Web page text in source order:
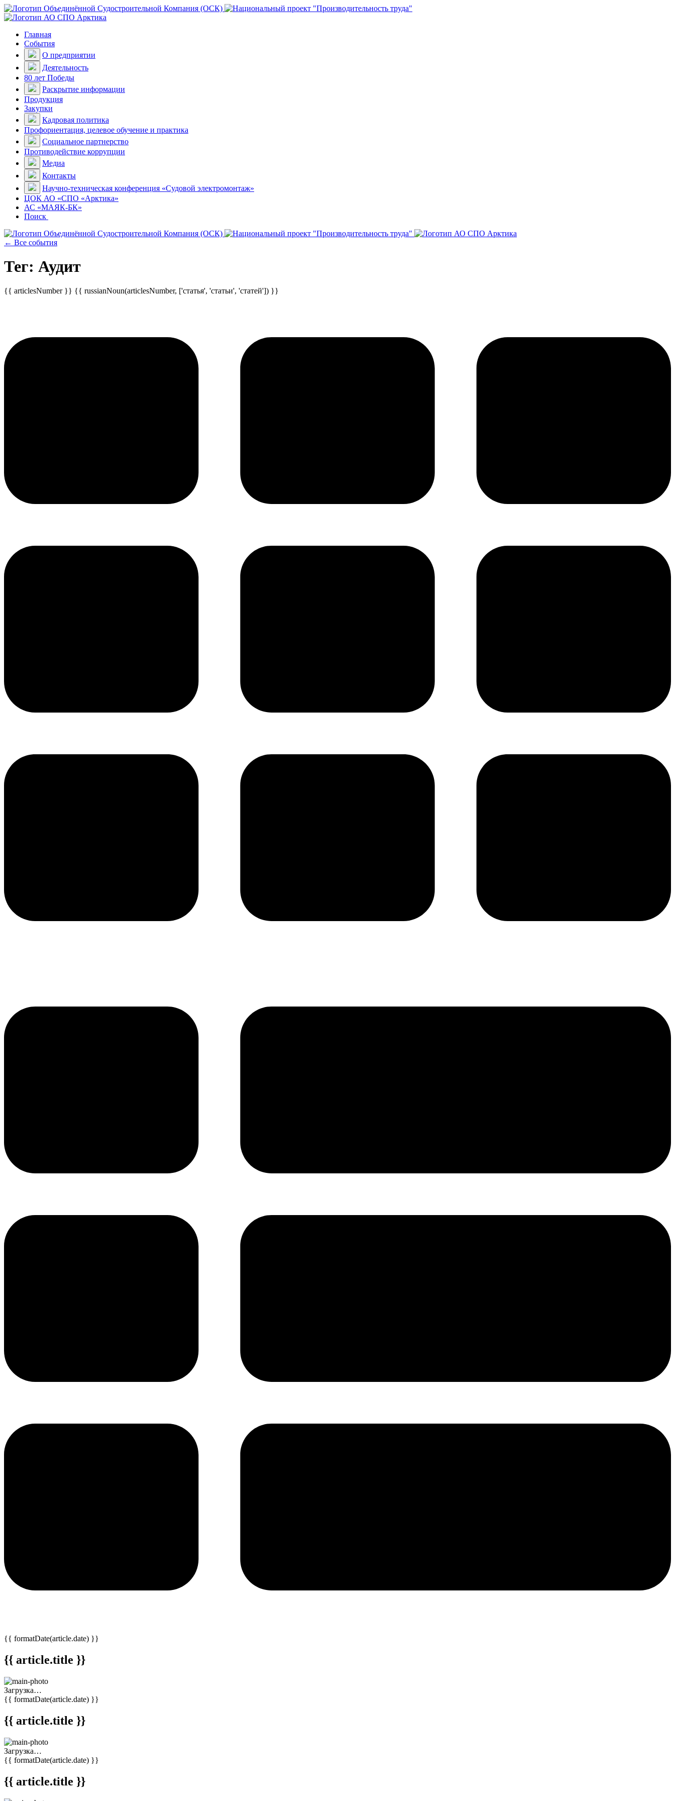
Главная
События
О предприятии
Деятельность
80 лет Победы
Раскрытие информации
Продукция
Закупки
Кадровая политика
Профориентация, целевое обучение и практика
Социальное партнерство
Противодействие коррупции
Медиа
Контакты
Научно-техническая конференция «Судовой электромонтаж»
ЦОК АО «СПО «Арктика»
АС «МАЯК-БК»
Поиск
← Все события
Тег: Аудит
{{ articlesNumber }} {{ russianNoun(articlesNumber, ['статья', 'статьи', 'статей']) }}
{{ formatDate(article.date) }}
{{ article.title }}
Загрузка…
{{ formatDate(article.date) }}
{{ article.title }}
Загрузка…
{{ formatDate(article.date) }}
{{ article.title }}